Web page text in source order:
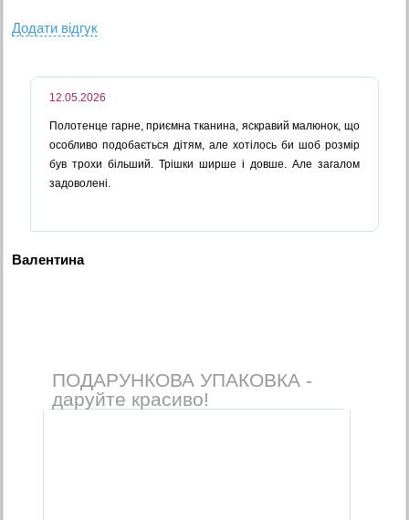
Додати вiдгук
12.05.2026
Полотенце гарне, приємна тканина, яскравий малюнок, що
особливо подобається дітям, але хотілось би шоб розмір
був трохи більший. Трішки ширше і довше. Але загалом
задоволені.
Валентина
ПОДАРУНКОВА УПАКОВКА -
даруйте красиво!